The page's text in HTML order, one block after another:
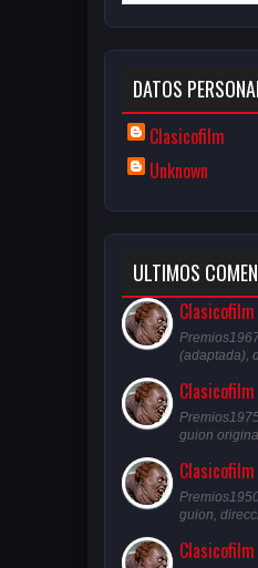
DATOS
Clasicofilm
Unknown
ULTIMOS
Clasicofilm
(adaptada),
Clasicofilm
guion
Clasicofilm
guion,
Clasicofilm